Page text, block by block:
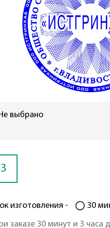
выбрано
3
изготовления - 30
заказе 30 минут и 3 часа